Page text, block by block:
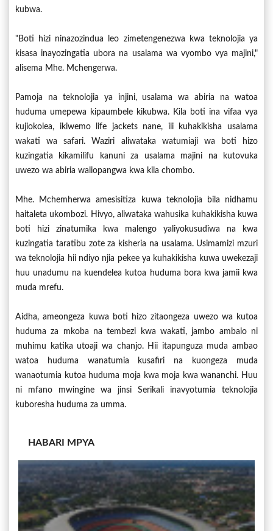
kubwa.
"Boti hizi ninazozindua leo zimetengenezwa kwa teknolojia ya
kisasa inayozingatia ubora na usalama wa vyombo vya majini,"
alisema Mhe. Mchengerwa.
Pamoja na teknolojia ya injini, usalama wa abiria na watoa
huduma umepewa kipaumbele kikubwa. Kila boti ina vifaa vya
kujiokolea, ikiwemo life jackets nane, ili kuhakikisha usalama
wakati wa safari. Waziri aliwataka watumiaji wa boti hizo
kuzingatia kikamilifu kanuni za usalama majini na kutovuka
uwezo wa abiria waliopangwa kwa kila chombo.
Mhe. Mchemherwa amesisitiza kuwa teknolojia bila nidhamu
haitaleta ukombozi. Hivyo, aliwataka wahusika kuhakikisha kuwa
boti hizi zinatumika kwa malengo yaliyokusudiwa na kwa
kuzingatia taratibu zote za kisheria na usalama. Usimamizi mzuri
wa teknolojia hii ndiyo njia pekee ya kuhakikisha kuwa uwekezaji
huu unadumu na kuendelea kutoa huduma bora kwa jamii kwa
muda mrefu.
Aidha, ameongeza kuwa boti hizo zitaongeza uwezo wa kutoa
huduma za mkoba na tembezi kwa wakati, jambo ambalo ni
muhimu katika utoaji wa chanjo. Hii itapunguza muda ambao
watoa huduma wanatumia kusafiri na kuongeza muda
wanaotumia kutoa huduma moja kwa moja kwa wananchi. Huu
ni mfano mwingine wa jinsi Serikali inavyotumia teknolojia
kuboresha huduma za umma.
HABARI MPYA